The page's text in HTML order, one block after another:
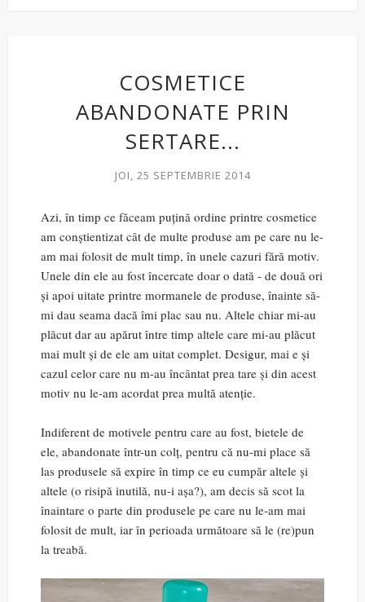
COSMETICE
ABANDONATE PRIN
SERTARE...
JOI, 25 SEPTEMBRIE 2014
Azi, în timp ce făceam puțină ordine printre cosmetice
am conștientizat cât de multe produse am pe care nu le-
am mai folosit de mult timp, în unele cazuri fără motiv.
Unele din ele au fost încercate doar o dată - de două ori
și apoi uitate printre mormanele de produse, înainte să-
mi dau seama dacă îmi plac sau nu. Altele chiar mi-au
plăcut dar au apărut între timp altele care mi-au plăcut
mai mult și de ele am uitat complet. Desigur, mai e și
cazul celor care nu m-au încântat prea tare și din acest
motiv nu le-am acordat prea multă atenție.
Indiferent de motivele pentru care au fost, bietele de
ele, abandonate într-un colț, pentru că nu-mi place să
las produsele să expire în timp ce eu cumpăr altele și
altele (o risipă inutilă, nu-i așa?), am decis să scot la
înaintare o parte din produsele pe care nu le-am mai
folosit de mult, iar în perioada următoare să le (re)pun
la treabă.